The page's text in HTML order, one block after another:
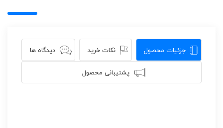
جزئیات محصول نکات خرید دیدگاه ها
پشتیبانی محصول